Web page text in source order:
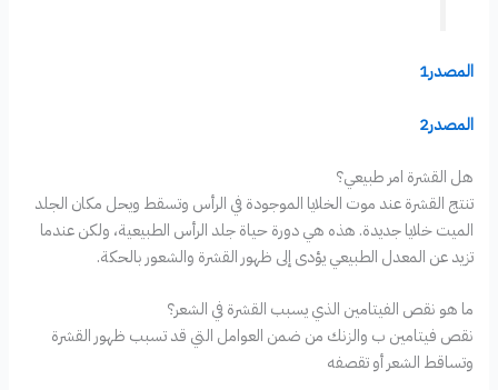
المصدر1
المصدر2
هل القشرة امر طبيعي؟
تنتج القشرة عند موت الخلايا الموجودة في الرأس وتسقط ويحل مكان الجلد
الميت خلايا جديدة. هذه هي دورة حياة جلد الرأس الطبيعية، ولكن عندما
تزيد عن المعدل الطبيعي يؤدى إلى ظهور القشرة والشعور بالحكة.
ما هو نقص الفيتامين الذي يسبب القشرة في الشعر؟
نقص فيتامين ب والزنك من ضمن العوامل التي قد تسبب ظهور القشرة
وتساقط الشعر أو تقصفه